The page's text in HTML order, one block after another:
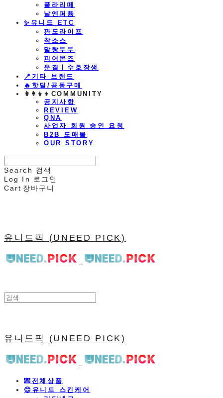
플라리떼
날엔퍼퓸
​✨유니드 ETC
판도라이프
착소스
말랑두두
피어몬즈
운결ㅣ수호장생
📍기타 브랜드
🔥핫딜/공동구매
👩‍👩‍👦‍👦COMMUNITY
공지사항
REVIEW
QNA
사업자 회원 승인 요청
B2B 도매몰
OUR STORY
Search
검색
Log In
로그인
Cart 장바구니
유니드픽 (UNEED PICK)
유니드픽 (UNEED PICK)
💌전체상품
😊유니드 스킨케어